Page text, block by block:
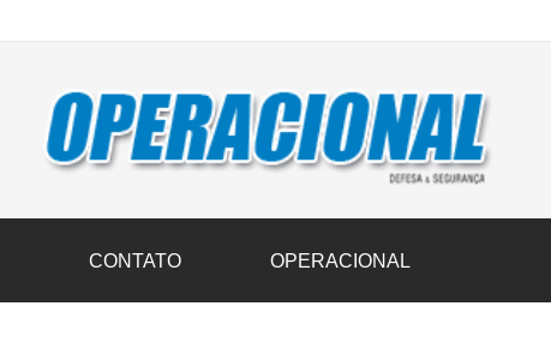
transportam 3,6 mil toneladas de donativos ao Rio Grande do Sul na
CONTATO OPERACIONAL